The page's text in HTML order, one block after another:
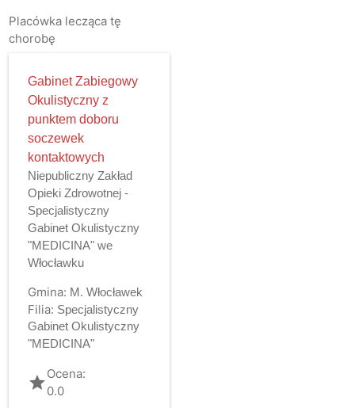
Placówka lecząca tę
chorobę
Gabinet Zabiegowy
Okulistyczny z
punktem doboru
soczewek
kontaktowych
Niepubliczny Zakład
Opieki Zdrowotnej -
Specjalistyczny
Gabinet Okulistyczny
"MEDICINA" we
Włocławku
Gmina: M. Włocławek
Filia: Specjalistyczny
Gabinet Okulistyczny
"MEDICINA"
gradeOcena:
0.0